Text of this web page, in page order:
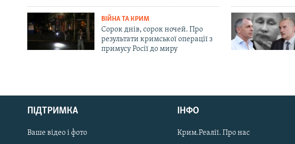
Русский
Qırımtatar
ДОЛУЧАЙСЯ!
ВІЙНА ТА КРИМ
Сорок днів, сорок ночей. Про
результати кримської операції з
примусу Росії до миру
ПІДТРИМКА
Ваше відео і фото
ІНФО
Крим.Реалії. Про нас